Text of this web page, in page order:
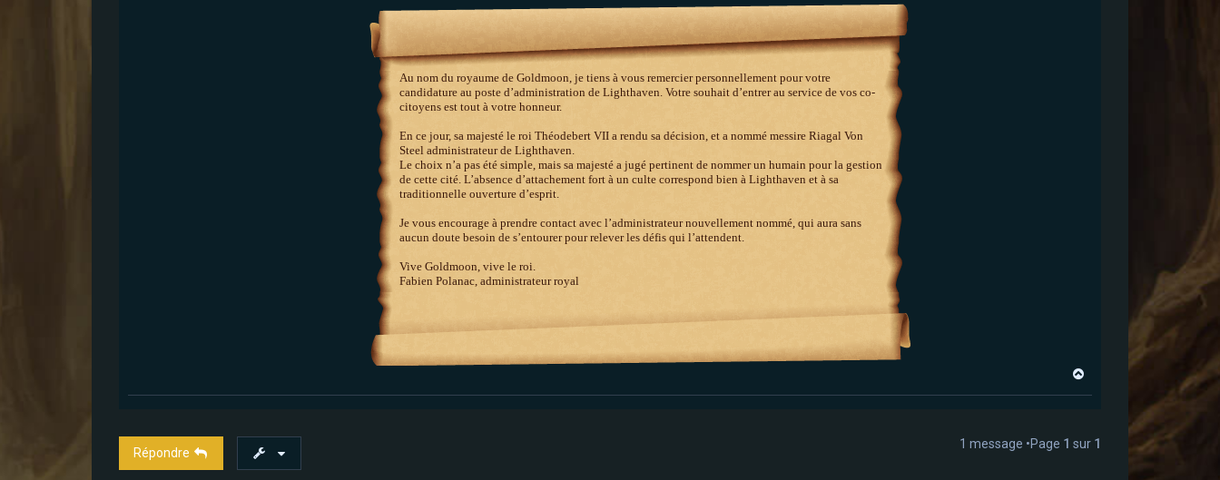
Au nom du royaume de Goldmoon, je tiens à vous remercier personnellement pour votre
candidature au poste d’administration de Lighthaven. Votre souhait d’entrer au service de vos co-
citoyens est tout à votre honneur.
En ce jour, sa majesté le roi Théodebert VII a rendu sa décision, et a nommé messire Riagal Von
Steel administrateur de Lighthaven.
Le choix n’a pas été simple, mais sa majesté a jugé pertinent de nommer un humain pour la gestion
de cette cité. L’absence d’attachement fort à un culte correspond bien à Lighthaven et à sa
traditionnelle ouverture d’esprit.
Je vous encourage à prendre contact avec l’administrateur nouvellement nommé, qui aura sans
aucun doute besoin de s’entourer pour relever les défis qui l’attendent.
Vive Goldmoon, vive le roi.
Fabien Polanac, administrateur royal
Répondre
1 message •Page 1 sur 1